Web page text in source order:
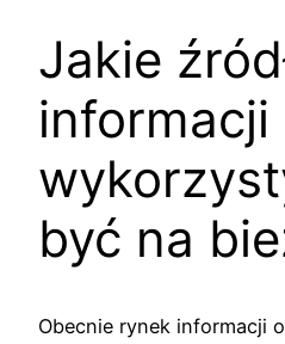
Jakie
informacji
być na
Obecnie rynek informacji